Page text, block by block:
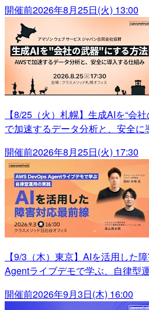
開催前2026年8月25日(火) 13:00
【8/25（火）札幌】生成AIを“会
で加速するデータ分析と、安全に
開催前2026年8月25日(火) 17:30
【9/3（木）東京】AIを活用した
Agentライブデモで学ぶ、自律型
開催前2026年9月3日(木) 16:00